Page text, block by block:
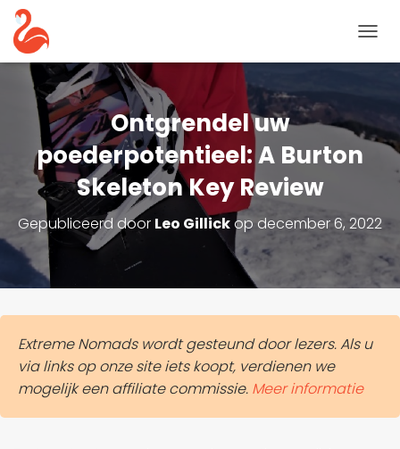
A
A
O
G
Ontgrendel uw
poederpotentieel: A Burton
Skeleton Key Review
Gepubliceerd door Leo Gillickop december 6, 2022
Extreme Nomads wordt gesteund door lezers. Als u
via links op onze site iets koopt, verdienen we
mogelijk een affiliate commissie. Meer informatie